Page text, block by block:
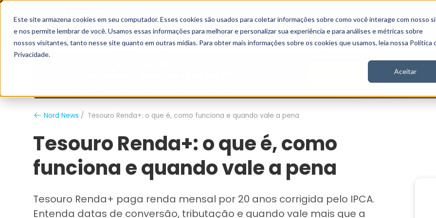
Este site armazena cookies em seu computador. Esses cookies são usados para coletar informações sobre como você interage com nosso
e nos permite lembrar de você. Usamos essas informações para melhorar e personalizar sua experiência e para análises e métricas sobre
nossos visitantes, tanto nesse site quanto em outras mídias. Para obter mais informações sobre os cookies que usamos, leia nossa Política
Privacidade.
Aceitar
Grupo Nord Analistas Vídeos Stories Inscreva-se
Nord News Tesouro Renda+: o que é, como funciona e quando vale a pena
Tesouro Renda+: o que é, como
funciona e quando vale a pena
Tesouro Renda+ paga renda mensal por 20 anos corrigida pelo IPCA.
Entenda datas de conversão, tributação e quando vale mais que a